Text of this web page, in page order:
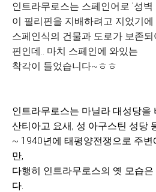
인트라무로스는 스페인어로 '성벽
이 필리핀을 지배하려고 지었기에
스페인식의 건물과 도로가 보존
핀인데.. 마치 스페인에 와있는
착각이 들었습니다~ㅎㅎ
인트라무로스는 마닐라 대성당을
산티아고 요새, 성 아구스틴 성당
~ 1940년에 태평양전쟁으로 주
만,
다행히 인트라무로스의 옛 모습
다.